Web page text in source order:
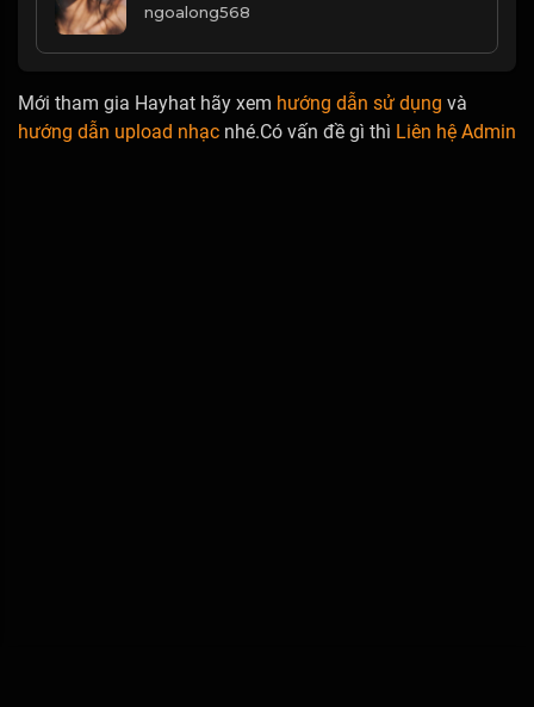
ngoalong568
Mới tham gia Hayhat hãy xem hướng dẫn sử dụng và
hướng dẫn upload nhạc nhé.Có vấn đề gì thì Liên hệ Admin